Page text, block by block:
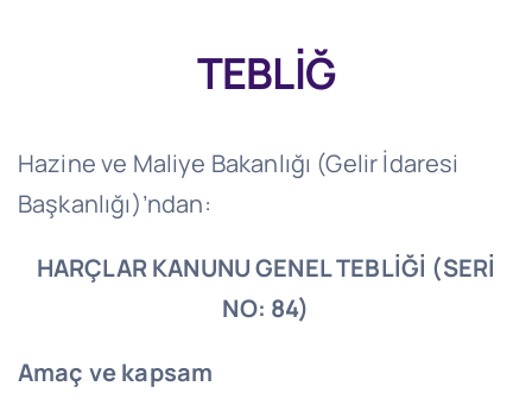
TEBLİĞ
Hazine ve Maliye Bakanlığı (Gelir İdaresi
Başkanlığı)’ndan:
HARÇLAR KANUNU GENEL TEBLİĞİ (SERİ
NO: 84)
Amaç ve kapsam